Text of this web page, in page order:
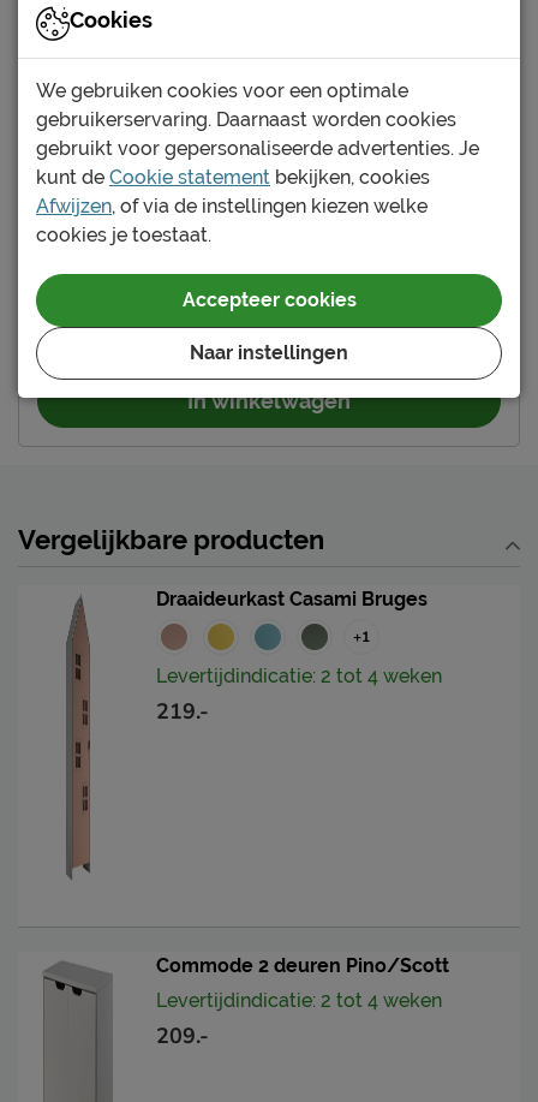
Leveranciersinformatie
Naam Vipack NV
Locatie
Meulebeeksestraat 51,
8710, Wielsbeke, België
Emailadres
sales@vipack.be
Yes, dit wordt hem!
Kast Benzinepomp
Maat:50 x 141 x 40 cm
Kleur
199.-
In winkelwagen
Vergelijkbare producten
Draaideurkast Casami Bruges
+1
Levertijdindicatie: 2 tot 4 weken
219.-
Commode 2 deuren Pino/Scott
Levertijdindicatie: 2 tot 4 weken
209.-
Cookies
We gebruiken cookies voor een optimale
gebruikerservaring. Daarnaast worden cookies
gebruikt voor gepersonaliseerde advertenties. Je
kunt de Cookie statement bekijken, cookies
Afwijzen, of via de instellingen kiezen welke
cookies je toestaat.
Naar instellingen
Accepteer cookies